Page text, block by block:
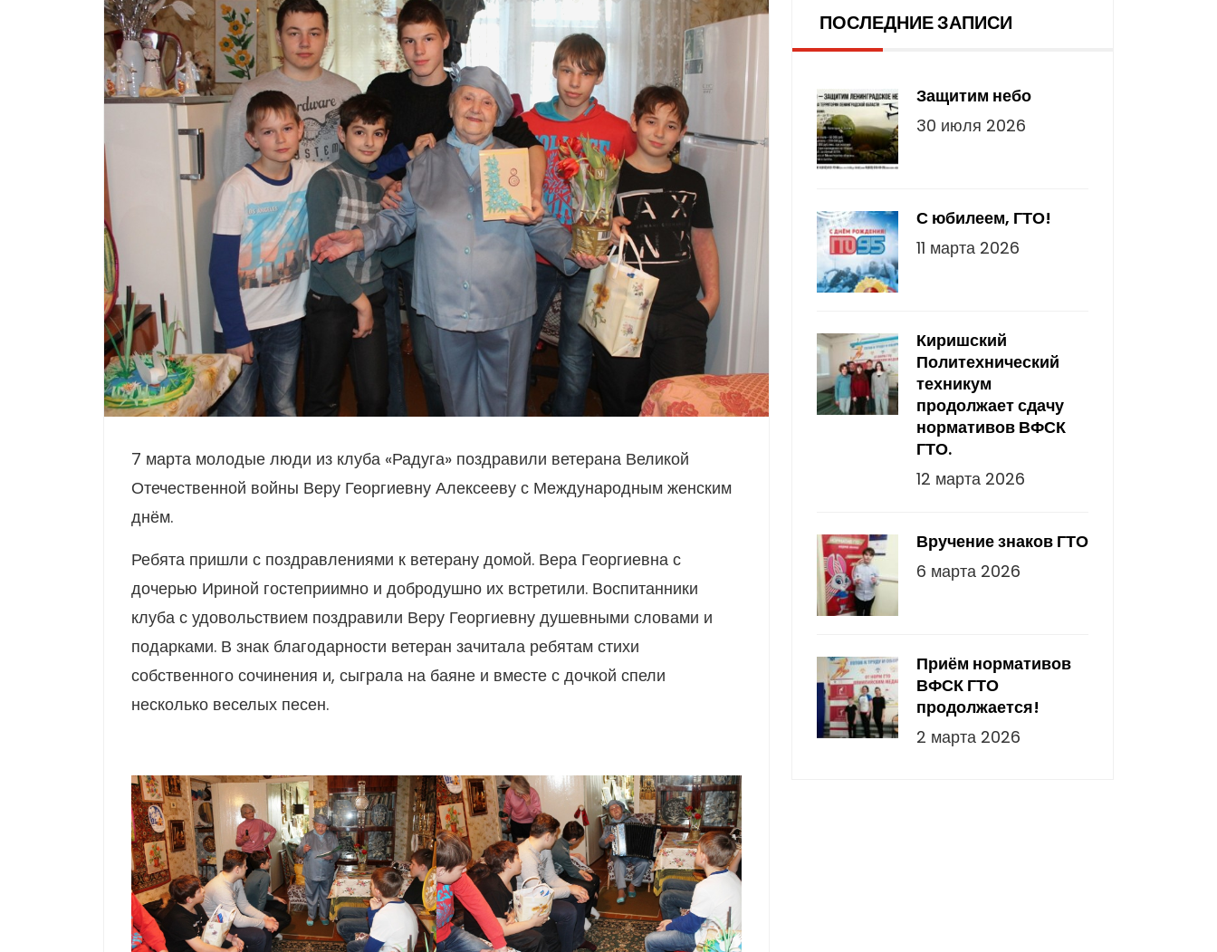
7 марта молодые люди из клуба «Радуга» поздравили ветерана Великой
Отечественной войны Веру Георгиевну Алексееву с Международным женским
днём.
Ребята пришли с поздравлениями к ветерану домой. Вера Георгиевна с
дочерью Ириной гостеприимно и добродушно их встретили. Воспитанники
клуба с удовольствием поздравили Веру Георгиевну душевными словами и
подарками. В знак благодарности ветеран зачитала ребятам стихи
собственного сочинения и, сыграла на баяне и вместе с дочкой спели
несколько веселых песен.
ПОСЛЕДНИЕ ЗАПИСИ
Защитим небо
30 июля 2026
С юбилеем, ГТО!
11 марта 2026
Киришский
Политехнический
техникум
продолжает сдачу
нормативов ВФСК
ГТО.
12 марта 2026
Вручение знаков ГТО
6 марта 2026
Приём нормативов
ВФСК ГТО
продолжается!
2 марта 2026